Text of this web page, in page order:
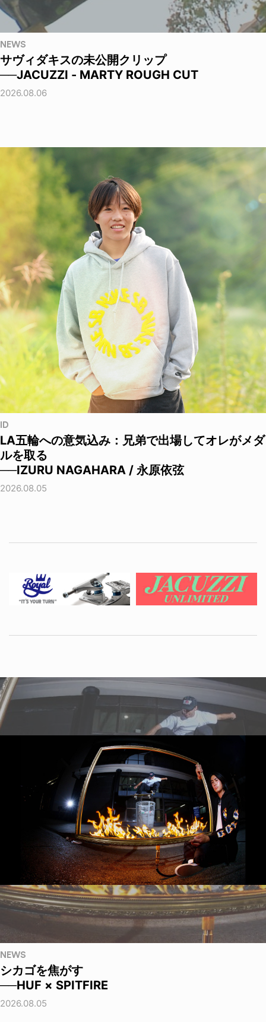
NEWS
サヴィダキスの未公開クリップ
──JACUZZI - MARTY ROUGH CUT
2026.08.06
ID
LA五輪への意気込み：兄弟で出場してオレがメダ
ルを取る
──IZURU NAGAHARA / 永原依弦
2026.08.05
NEWS
シカゴを焦がす
──HUF × SPITFIRE
2026.08.05